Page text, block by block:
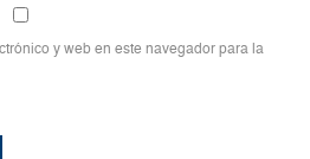
y web en este navegador para la